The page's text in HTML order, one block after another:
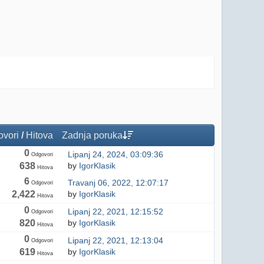
/ Hitova
Zadnja poruka
0Odgovori
638Hitova
Lipanj 24, 2024, 03:09:36
by IgorKlasik
6Odgovori
2,422Hitova
Travanj 06, 2022, 12:07:17
by IgorKlasik
0Odgovori
820Hitova
Lipanj 22, 2021, 12:15:52
by IgorKlasik
0Odgovori
619Hitova
Lipanj 22, 2021, 12:13:04
by IgorKlasik